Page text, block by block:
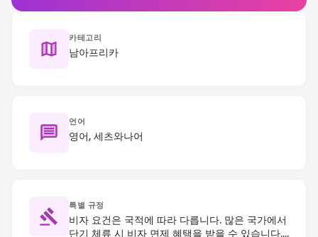
카테고리
남아프리카
언어
영어, 세츠와나어
특별 규정
비자 요건은 국적에 따라 다릅니다. 많은 국가에서
단기 체류 시 비자 면제 혜택을 받을 수 있습니다.